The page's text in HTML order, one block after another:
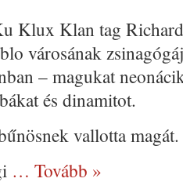
Klux Klan tag
városának
– magukat
és dinamitot.
vallotta magát.
… Tovább »